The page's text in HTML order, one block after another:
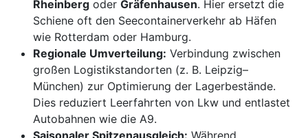
Rheinberg oder Gräfenhausen. Hier ersetzt die
Schiene oft den Seecontainerverkehr ab Häfen
wie Rotterdam oder Hamburg.
Regionale Umverteilung: Verbindung zwischen
großen Logistikstandorten (z. B. Leipzig–
München) zur Optimierung der Lagerbestände.
Dies reduziert Leerfahrten von Lkw und entlastet
Autobahnen wie die A9.